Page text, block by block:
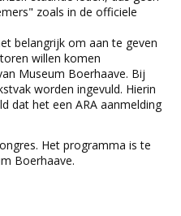
zoals in de officiele
belangrijk om aan te geven
willen komen
Museum Boerhaave. Bij
worden ingevuld. Hierin
dat het een ARA aanmelding
Het programma is te
Boerhaave.